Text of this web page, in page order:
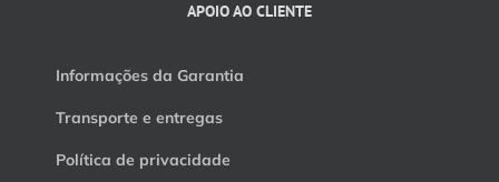
APOIO AO CLIENTE
Informações da Garantia
Transporte e entregas
Política de privacidade